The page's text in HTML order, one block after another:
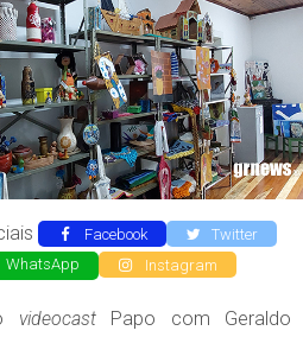
Facebook
Twitter
WhatsApp Instagram
videocastPapo com Geraldo